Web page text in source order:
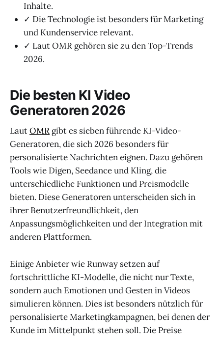
Inhalte.
✓ Die Technologie ist besonders für Marketing
und Kundenservice relevant.
✓ Laut OMR gehören sie zu den Top-Trends
2026.
Die besten KI Video
Generatoren 2026
LautOMR gibt es sieben führende KI-Video-
Generatoren, die sich 2026 besonders für
personalisierte Nachrichten eignen. Dazu gehören
Tools wie Digen, Seedance und Kling, die
unterschiedliche Funktionen und Preismodelle
bieten. Diese Generatoren unterscheiden sich in
ihrer Benutzerfreundlichkeit, den
Anpassungsmöglichkeiten und der Integration mit
anderen Plattformen.
Einige Anbieter wie Runway setzen auf
fortschrittliche KI-Modelle, die nicht nur Texte,
sondern auch Emotionen und Gesten in Videos
simulieren können. Dies ist besonders nützlich für
personalisierte Marketingkampagnen, bei denen der
Kunde im Mittelpunkt stehen soll. Die Preise